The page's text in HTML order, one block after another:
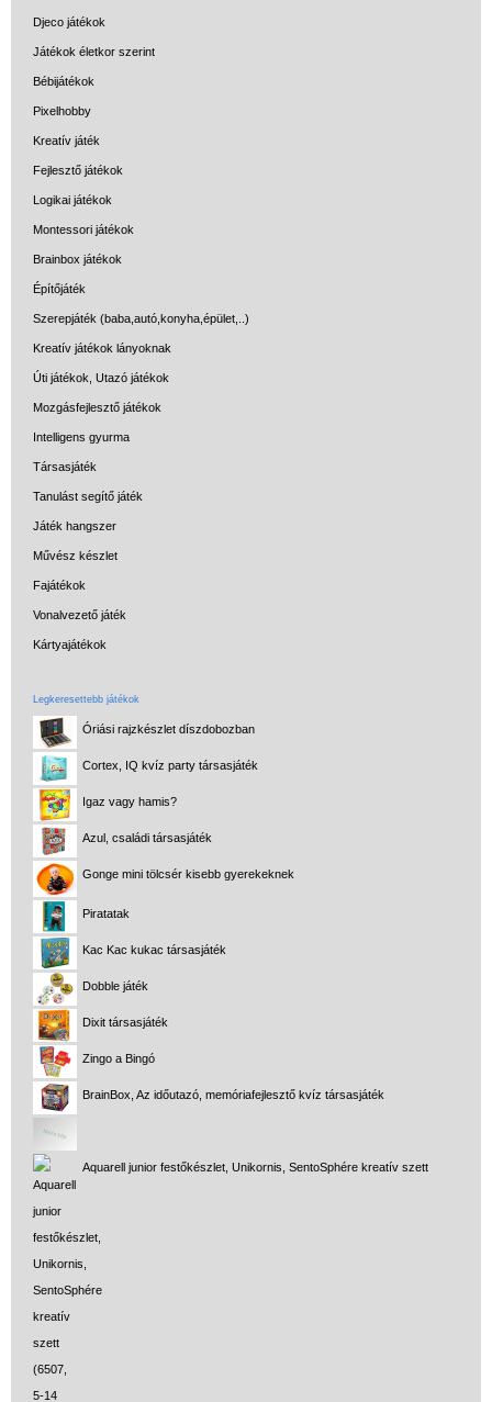
Djeco játékok
Játékok életkor szerint
Bébijátékok
Pixelhobby
Kreatív játék
Fejlesztő játékok
Logikai játékok
Montessori játékok
Brainbox játékok
Építőjáték
Szerepjáték (baba,autó,konyha,épület,..)
Kreatív játékok lányoknak
Úti játékok, Utazó játékok
Mozgásfejlesztő játékok
Intelligens gyurma
Társasjáték
Tanulást segítő játék
Játék hangszer
Művész készlet
Fajátékok
Vonalvezető játék
Kártyajátékok
Legkeresettebb játékok
Óriási rajzkészlet díszdobozban
Cortex, IQ kvíz party társasjáték
Igaz vagy hamis?
Azul, családi társasjáték
Gonge mini tölcsér kisebb gyerekeknek
Piratatak
Kac Kac kukac társasjáték
Dobble játék
Dixit társasjáték
Zingo a Bingó
BrainBox, Az időutazó, memóriafejlesztő kvíz társasjáték
Aquarell junior festőkészlet, Unikornis, SentoSphére kreatív szett